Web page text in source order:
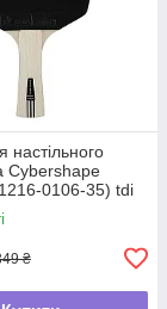
настільного
Cybershape
0106-35) tdi
₴